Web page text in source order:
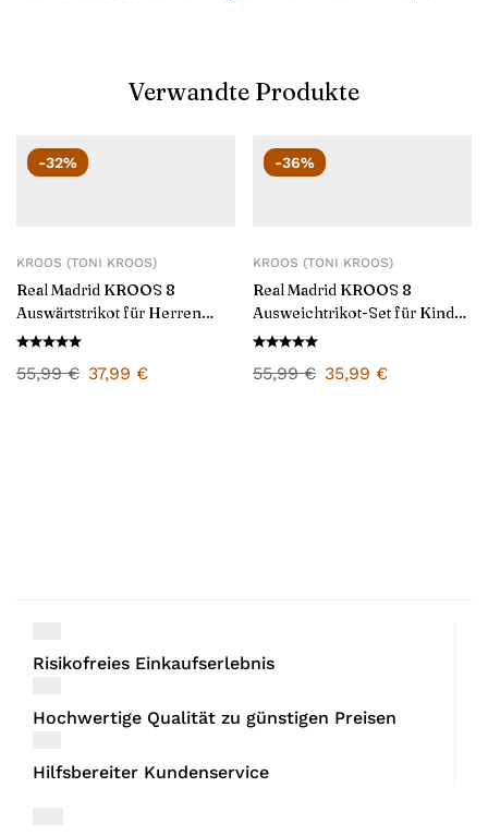
Verwandte Produkte
-32%
KROOS (TONI KROOS)
Real Madrid KROOS 8
Auswärtstrikot für Herren
2024/25
55,99€ 37,99 €
-36%
KROOS (TONI KROOS)
Real Madrid KROOS 8
Ausweichtrikot-Set für Kinder
2024/25
55,99€ 35,99 €
Risikofreies Einkaufserlebnis
Hochwertige Qualität zu günstigen Preisen
Hilfsbereiter Kundenservice